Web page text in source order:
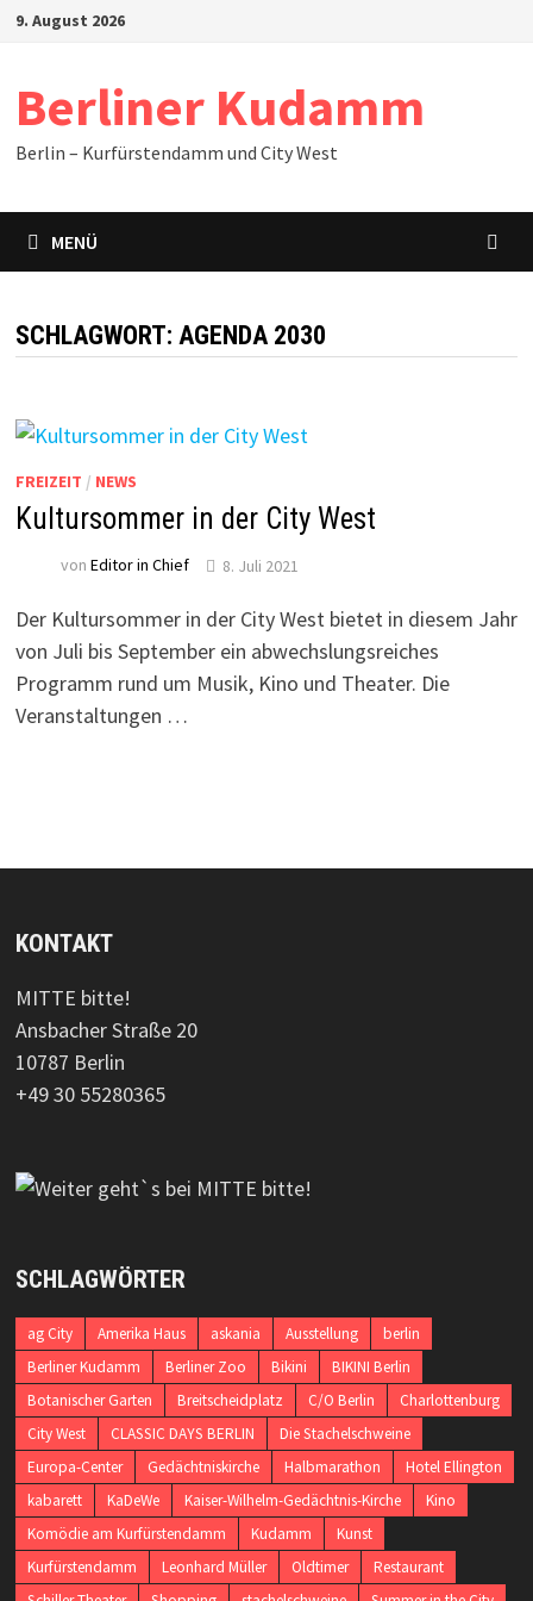
Zum9. August 2026
Berliner Kudamm
Berlin – Kurfürstendamm und City West
MENÜ
SCHLAGWORT: AGENDA 2030
FREIZEIT / NEWS
Kultursommer in der City West
von Editor in Chief 8. Juli 2021
Der Kultursommer in der City West bietet in diesem Jahr
von Juli bis September ein abwechslungsreiches
Programm rund um Musik, Kino und Theater. Die
Veranstaltungen …
KONTAKT
MITTE bitte!
Ansbacher Straße 20
10787 Berlin
+49 30 55280365
SCHLAGWÖRTER
ag City Amerika Haus askania Ausstellung
berlin
Berliner Kudamm
Berliner Zoo Bikini
BIKINI Berlin
Botanischer Garten
Breitscheidplatz C/O Berlin
Charlottenburg
City West
CLASSIC DAYS BERLIN
Die Stachelschweine
Europa-Center
Gedächtniskirche Halbmarathon
Hotel Ellington
kabarett
KaDeWe Kaiser-Wilhelm-Gedächtnis-Kirche
Kino
Komödie am Kurfürstendamm
Kudamm
Kunst
Kurfürstendamm
Leonhard Müller Oldtimer
Restaurant